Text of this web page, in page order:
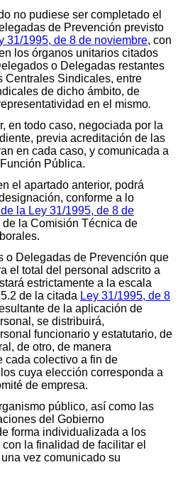
no pudiese ser completado el
de Prevención previsto
31/1995, de 8 de noviembre, con
los órganos unitarios citados
o Delegadas restantes
Centrales Sindicales, entre
de dicho ámbito, de
en el mismo.
en todo caso, negociada por la
previa acreditación de las
en cada caso, y comunicada a
Pública.
el apartado anterior, podrá
conforme a lo
la Ley 31/1995, de 8 de
de la Comisión Técnica de
o Delegadas de Prevención que
el total del personal adscrito a
estrictamente a la escala
de la citada Ley 31/1995, de 8
de la aplicación de
se distribuirá,
funcionario y estatutario, de
de otro, de manera
cada colectivo a fin de
cuya elección corresponda a
de empresa.
público, así como las
del Gobierno
forma individualizada a los
la finalidad de facilitar el
vez comunicado su